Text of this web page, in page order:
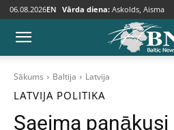
06.08.2026EN Vārda diena: Askolds, Aisma
Sākums Baltija Latvija
LATVIJA POLITIKA
Saeima